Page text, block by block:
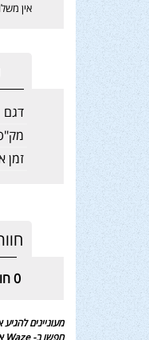
אין
דגם
זמן
0
מעוניינים להגיע